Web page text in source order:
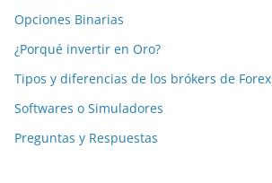
Opciones Binarias
¿Porqué invertir en Oro?
Tipos y diferencias de los brókers de Forex
Softwares o Simuladores
Preguntas y Respuestas